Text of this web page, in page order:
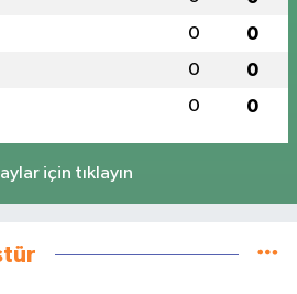
0 0
0 0
0 0
için tıklayın